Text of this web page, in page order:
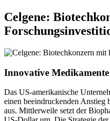
Celgene:
Innovative Medikamente
Das US-amerikanische
einen beeindruckenden Anstieg
aus. Mittlerweile setzt der